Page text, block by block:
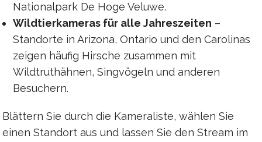
Nationalpark De Hoge Veluwe.
Wildtierkameras für alle Jahreszeiten –
Standorte in Arizona, Ontario und den Carolinas
zeigen häufig Hirsche zusammen mit
Wildtruthähnen, Singvögeln und anderen
Besuchern.
Blättern Sie durch die Kameraliste, wählen Sie
einen Standort aus und lassen Sie den Stream im